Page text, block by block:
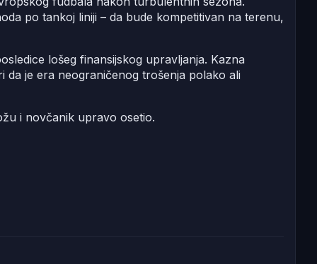
po tankoj liniji – da bude kompetitivan na terenu,
lošeg finansijskog upravljanja. Kazna
je era neograničenog trošenja polako ali
i novčanik upravo osetio.